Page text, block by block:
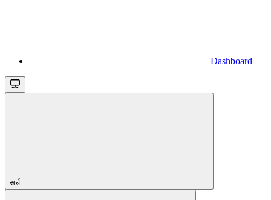
Dashboard
सर्च...